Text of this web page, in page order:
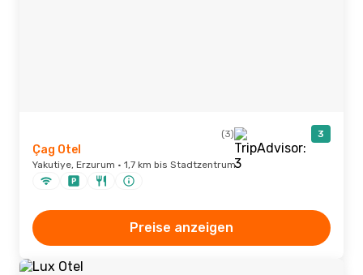
(3) 3
Çag Otel
Yakutiye, Erzurum · 1,7 km bis Stadtzentrum
Preise anzeigen